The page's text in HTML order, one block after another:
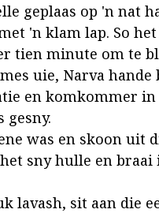
geplaas op 'n nat
'n klam lap. So
tien minute om te
uie, Narva hande
en komkommer
gesny.
was en skoon uit
sny hulle en braai
lavash, sit aan die